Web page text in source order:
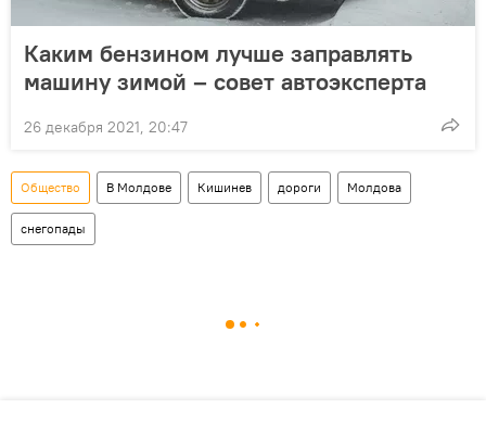
Каким бензином лучше заправлять
машину зимой – совет автоэксперта
26 декабря 2021, 20:47
Общество В Молдове Кишинев дороги Молдова
снегопады